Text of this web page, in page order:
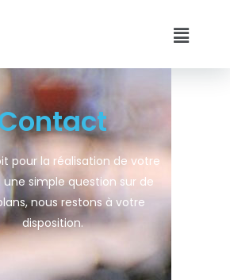
pour la réalisation de votre
simple question sur de
nous restons à votre
disposition.